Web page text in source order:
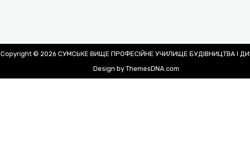
Copyright © 2026 СУМСЬКЕ ВИЩЕ ПРОФЕСІЙНЕ УЧИЛИЩЕ БУДІВНИЦТВА І
Design by ThemesDNA.com